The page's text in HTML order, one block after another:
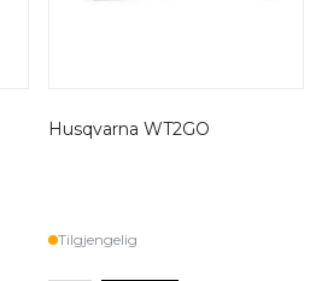
Husqvarna WT2GO
Tilgjengelig